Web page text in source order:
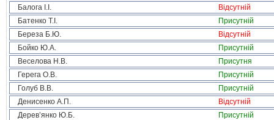
Балога І.І.
Відсутній
Батенко Т.І.
Присутній
Береза Б.Ю.
Відсутній
Бойко Ю.А.
Присутній
Веселова Н.В.
Присутня
Герега О.В.
Присутній
Голуб В.В.
Присутній
Денисенко А.П.
Відсутній
Дерев’янко Ю.Б.
Присутній